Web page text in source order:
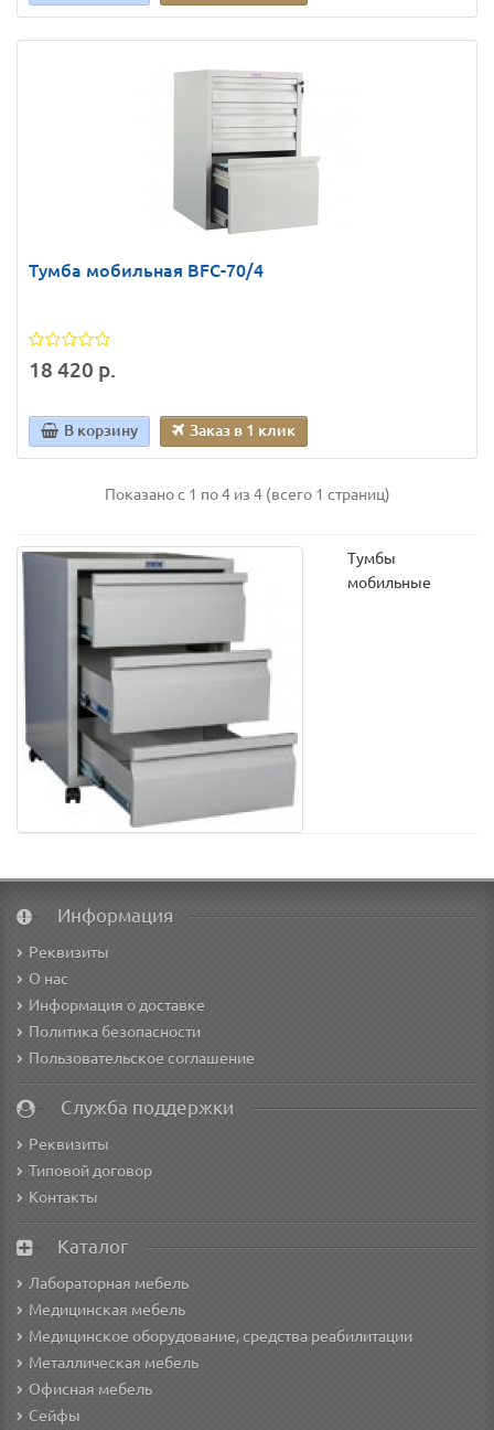
Тумба мобильная BFC-70/4
18 420 р.
В корзину Заказ в 1 клик
Показано с 1 по 4 из 4 (всего 1 страниц)
Тумбы
мобильные
Информация
Реквизиты
О нас
Информация о доставке
Политика безопасности
Пользовательское соглашение
Служба поддержки
Реквизиты
Типовой договор
Контакты
Каталог
Лабораторная мебель
Медицинская мебель
Медицинское оборудование, средства реабилитации
Металлическая мебель
Офисная мебель
Сейфы